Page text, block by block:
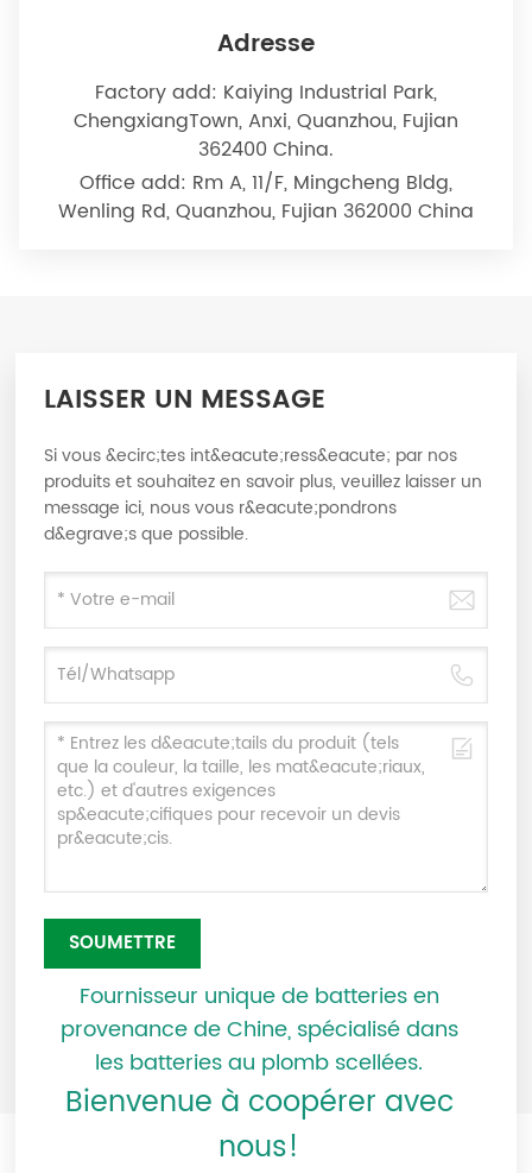
Adresse
Factory add: Kaiying Industrial Park,
ChengxiangTown, Anxi, Quanzhou, Fujian
362400 China.
Office add: Rm A, 11/F, Mingcheng Bldg,
Wenling Rd, Quanzhou, Fujian 362000 China
LAISSER UN MESSAGE
Si vous &ecirc;tes int&eacute;ress&eacute; par nos
produits et souhaitez en savoir plus, veuillez laisser un
message ici, nous vous r&eacute;pondrons
d&egrave;s que possible.
SOUMETTRE
Fournisseur unique de batteries en
provenance de Chine, spécialisé dans
les batteries au plomb scellées.
Bienvenue à coopérer avec
nous!